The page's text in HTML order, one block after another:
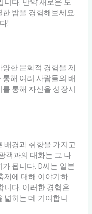
밤을 경험해보세요.
!
한 문화적 경험을 제
해 여러 사람들의 배
통해 자신을 성장시
배경과 취향을 가지고
객과의 대화는 그 나
됩니다. D씨는 일본
제에 대해 이야기하
니다. 이러한 경험은
넓히는 데 기여합니